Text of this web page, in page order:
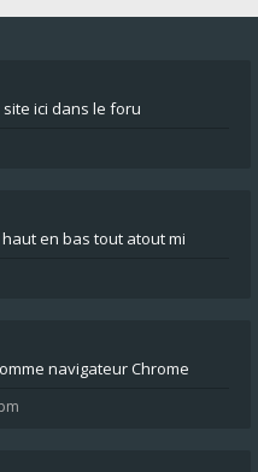
ici dans le foru
en bas tout atout mi
navigateur Chrome